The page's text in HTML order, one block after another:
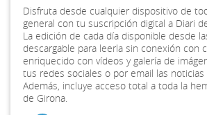
Disfruta desde cualquier dispositivo de
general con tu suscripción digital a Diari
La edición de cada día disponible desde
descargable para leerla sin conexión con
enriquecido con vídeos y galería de
tus redes sociales o por email las
Además, incluye acceso total a toda la
de Girona.